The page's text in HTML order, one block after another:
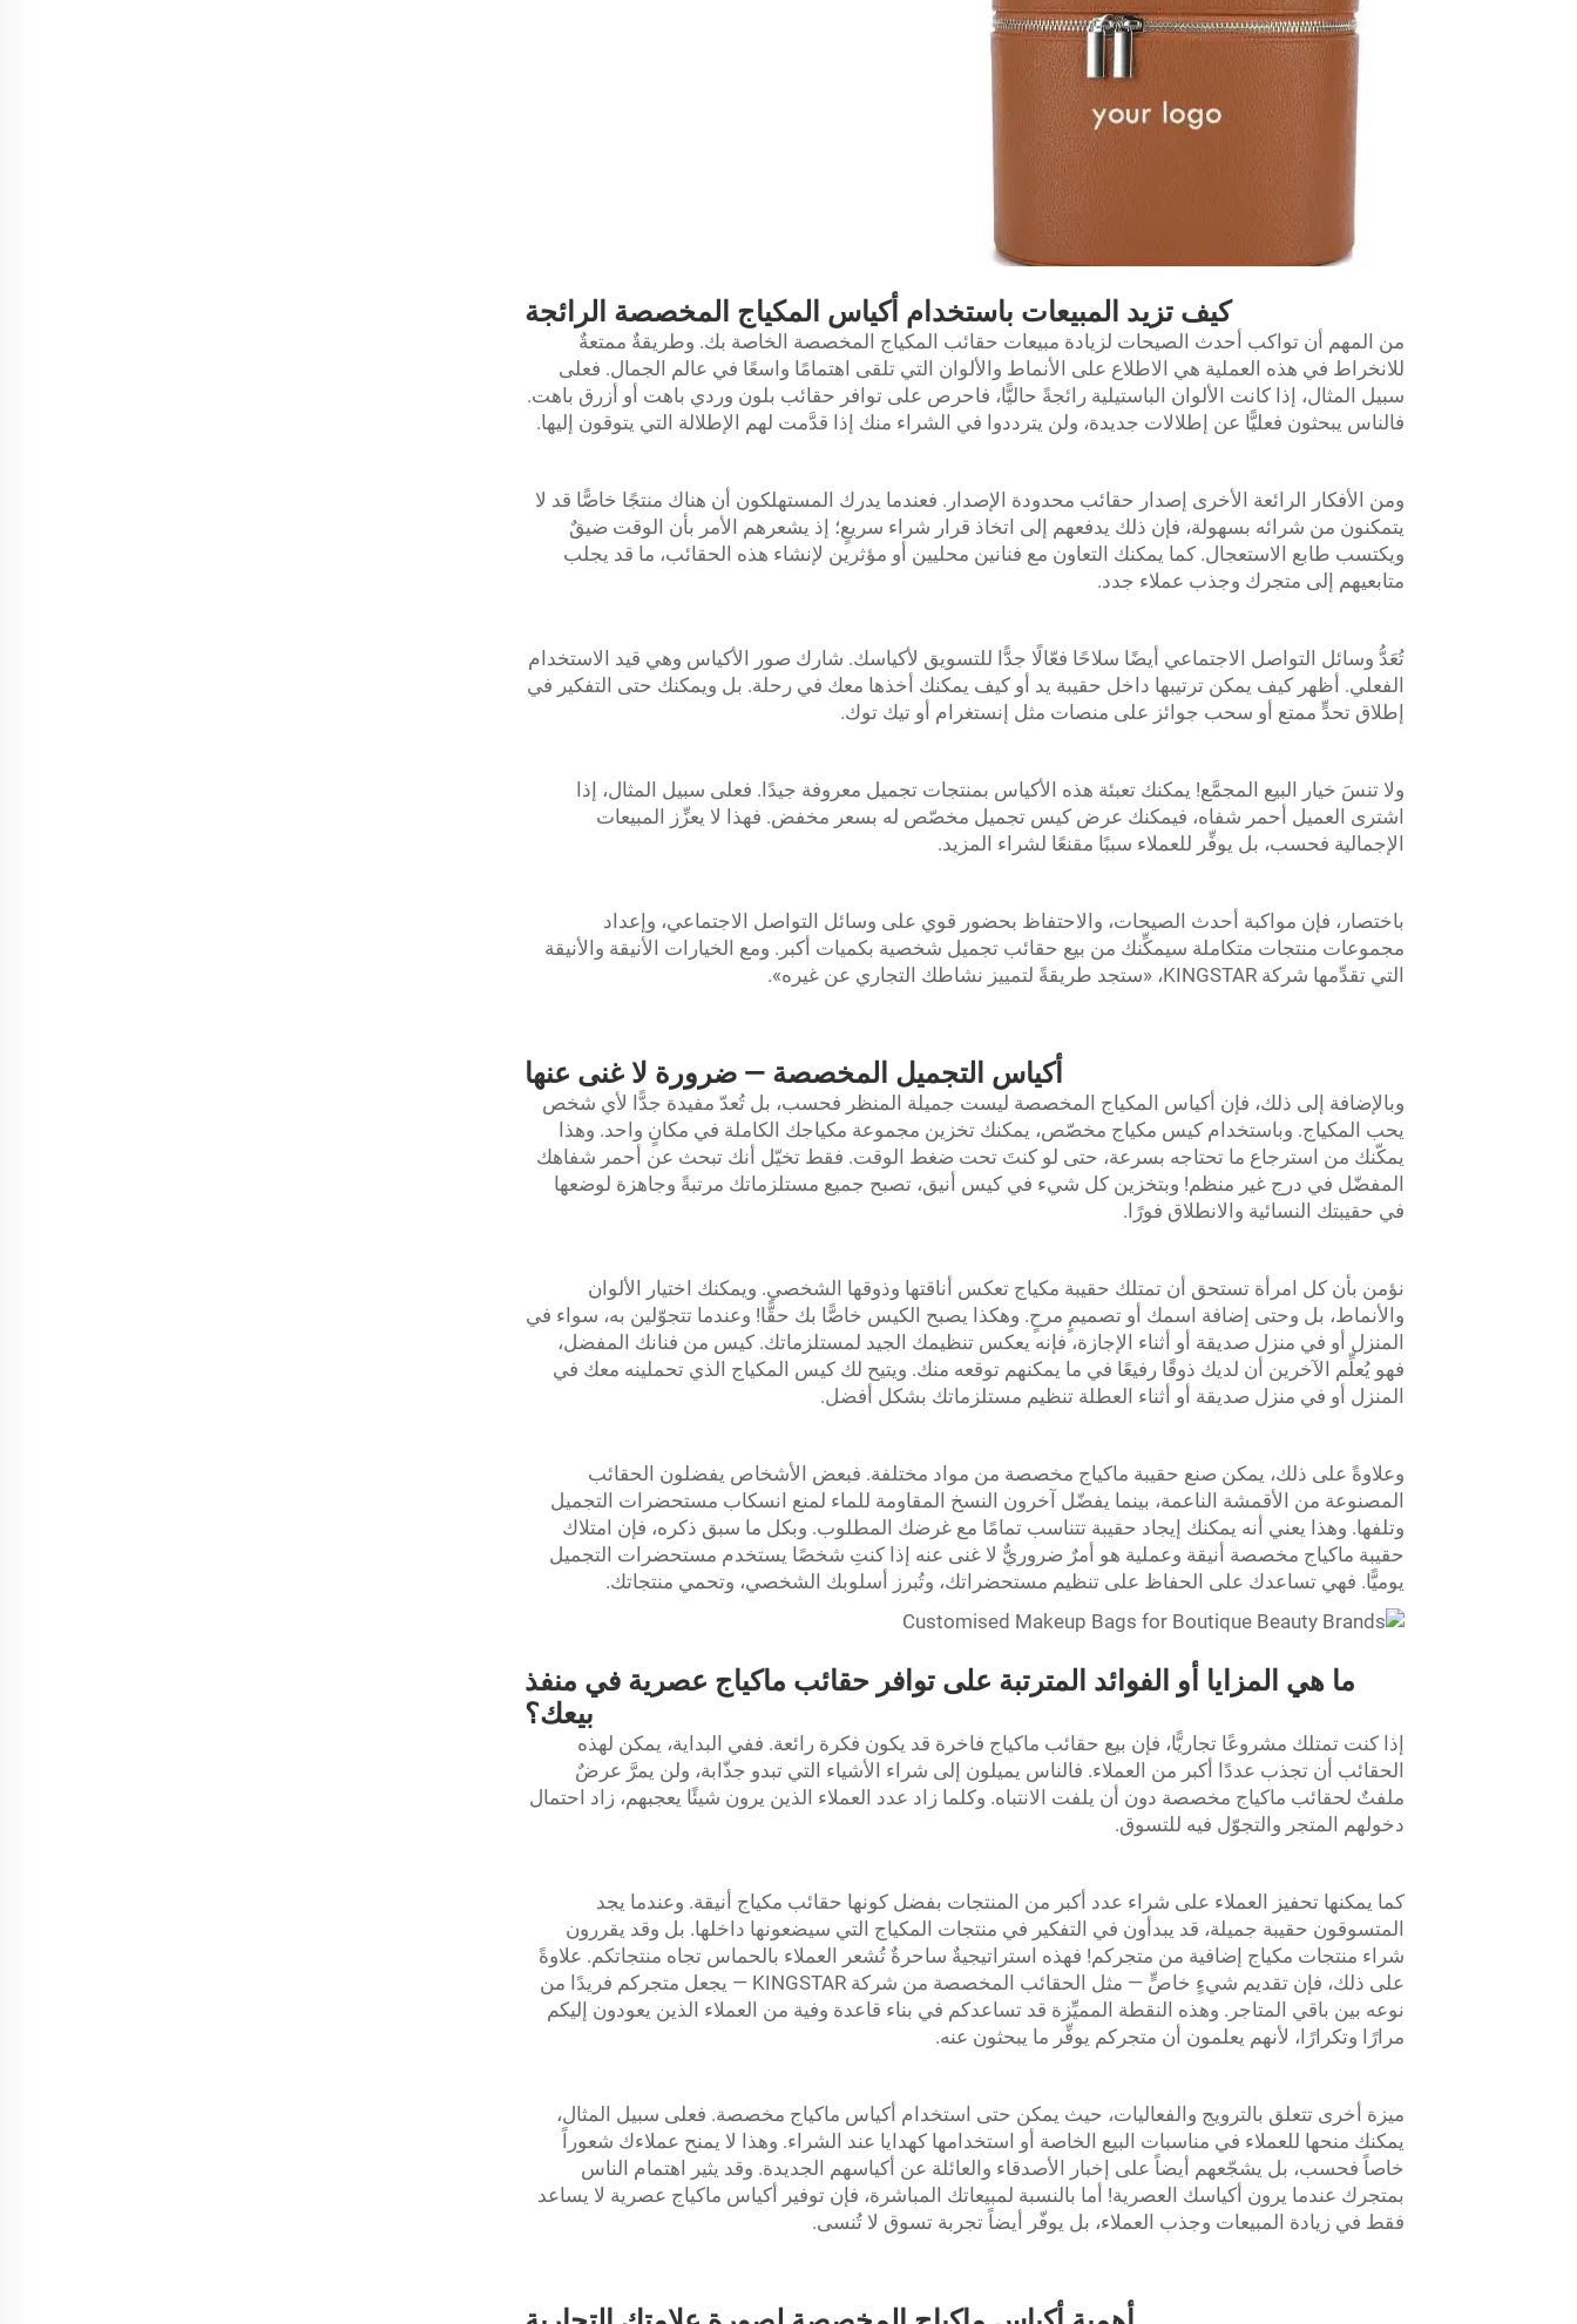
كيف تزيد المبيعات باستخدام أكياس المكياج المخصصة الرائجة
من المهم أن تواكب أحدث الصيحات لزيادة مبيعات حقائب المكياج المخصصة الخاصة بك. وطريقةٌ ممتعةٌ
للانخراط في هذه العملية هي الاطلاع على الأنماط والألوان التي تلقى اهتمامًا واسعًا في عالم الجمال. فعلى
سبيل المثال، إذا كانت الألوان الباستيلية رائجةً حاليًّا، فاحرص على توافر حقائب بلون وردي باهت أو أزرق باهت.
فالناس يبحثون فعليًّا عن إطلالات جديدة، ولن يترددوا في الشراء منك إذا قدَّمت لهم الإطلالة التي يتوقون إليها.
ومن الأفكار الرائعة الأخرى إصدار حقائب محدودة الإصدار. فعندما يدرك المستهلكون أن هناك منتجًا خاصًّا قد لا
يتمكنون من شرائه بسهولة، فإن ذلك يدفعهم إلى اتخاذ قرار شراء سريعٍ؛ إذ يشعرهم الأمر بأن الوقت ضيقٌ
ويكتسب طابع الاستعجال. كما يمكنك التعاون مع فنانين محليين أو مؤثرين لإنشاء هذه الحقائب، ما قد يجلب
متابعيهم إلى متجرك وجذب عملاء جدد.
تُعَدُّ وسائل التواصل الاجتماعي أيضًا سلاحًا فعّالًا جدًّا للتسويق لأكياسك. شارك صور الأكياس وهي قيد الاستخدام
الفعلي. أظهر كيف يمكن ترتيبها داخل حقيبة يد أو كيف يمكنك أخذها معك في رحلة. بل ويمكنك حتى التفكير في
إطلاق تحدٍّ ممتع أو سحب جوائز على منصات مثل إنستغرام أو تيك توك.
ولا تنسَ خيار البيع المجمَّع! يمكنك تعبئة هذه الأكياس بمنتجات تجميل معروفة جيدًا. فعلى سبيل المثال، إذا
اشترى العميل أحمر شفاه، فيمكنك عرض كيس تجميل مخصّص له بسعر مخفض. فهذا لا يعزِّز المبيعات
الإجمالية فحسب، بل يوفِّر للعملاء سببًا مقنعًا لشراء المزيد.
باختصار، فإن مواكبة أحدث الصيحات، والاحتفاظ بحضور قوي على وسائل التواصل الاجتماعي، وإعداد
مجموعات منتجات متكاملة سيمكِّنك من بيع حقائب تجميل شخصية بكميات أكبر. ومع الخيارات الأنيقة والأنيقة
التي تقدِّمها شركة KINGSTAR، «ستجد طريقةً لتمييز نشاطك التجاري عن غيره».
أكياس التجميل المخصصة — ضرورة لا غنى عنها
وبالإضافة إلى ذلك، فإن أكياس المكياج المخصصة ليست جميلة المنظر فحسب، بل تُعدّ مفيدة جدًّا لأي شخص
يحب المكياج. وباستخدام كيس مكياج مخصّص، يمكنك تخزين مجموعة مكياجك الكاملة في مكانٍ واحد. وهذا
يمكّنك من استرجاع ما تحتاجه بسرعة، حتى لو كنتَ تحت ضغط الوقت. فقط تخيّل أنك تبحث عن أحمر شفاهك
المفضّل في درج غير منظم! وبتخزين كل شيء في كيس أنيق، تصبح جميع مستلزماتك مرتبةً وجاهزة لوضعها
في حقيبتك النسائية والانطلاق فورًا.
نؤمن بأن كل امرأة تستحق أن تمتلك حقيبة مكياج تعكس أناقتها وذوقها الشخصي. ويمكنك اختيار الألوان
والأنماط، بل وحتى إضافة اسمك أو تصميمٍ مرحٍ. وهكذا يصبح الكيس خاصًّا بك حقًّا! وعندما تتجوّلين به، سواء في
المنزل أو في منزل صديقة أو أثناء الإجازة، فإنه يعكس تنظيمك الجيد لمستلزماتك. كيس من فنانك المفضل،
فهو يُعلِّم الآخرين أن لديك ذوقًا رفيعًا في ما يمكنهم توقعه منك. ويتيح لك كيس المكياج الذي تحملينه معك في
المنزل أو في منزل صديقة أو أثناء العطلة تنظيم مستلزماتك بشكل أفضل.
وعلاوةً على ذلك، يمكن صنع حقيبة ماكياج مخصصة من مواد مختلفة. فبعض الأشخاص يفضلون الحقائب
المصنوعة من الأقمشة الناعمة، بينما يفضّل آخرون النسخ المقاومة للماء لمنع انسكاب مستحضرات التجميل
وتلفها. وهذا يعني أنه يمكنك إيجاد حقيبة تتناسب تمامًا مع غرضك المطلوب. وبكل ما سبق ذكره، فإن امتلاك
حقيبة ماكياج مخصصة أنيقة وعملية هو أمرٌ ضروريٌّ لا غنى عنه إذا كنتِ شخصًا يستخدم مستحضرات التجميل
يوميًّا. فهي تساعدك على الحفاظ على تنظيم مستحضراتك، وتُبرز أسلوبك الشخصي، وتحمي منتجاتك.
ما هي المزايا أو الفوائد المترتبة على توافر حقائب ماكياج عصرية في منفذ
بيعك؟
إذا كنت تمتلك مشروعًا تجاريًّا، فإن بيع حقائب ماكياج فاخرة قد يكون فكرة رائعة. ففي البداية، يمكن لهذه
الحقائب أن تجذب عددًا أكبر من العملاء. فالناس يميلون إلى شراء الأشياء التي تبدو جذّابة، ولن يمرَّ عرضٌ
ملفتٌ لحقائب ماكياج مخصصة دون أن يلفت الانتباه. وكلما زاد عدد العملاء الذين يرون شيئًا يعجبهم، زاد احتمال
دخولهم المتجر والتجوّل فيه للتسوق.
كما يمكنها تحفيز العملاء على شراء عدد أكبر من المنتجات بفضل كونها حقائب مكياج أنيقة. وعندما يجد
المتسوقون حقيبة جميلة، قد يبدأون في التفكير في منتجات المكياج التي سيضعونها داخلها. بل وقد يقررون
شراء منتجات مكياج إضافية من متجركم! فهذه استراتيجيةٌ ساحرةٌ تُشعر العملاء بالحماس تجاه منتجاتكم. علاوةً
على ذلك، فإن تقديم شيءٍ خاصٍّ — مثل الحقائب المخصصة من شركة KINGSTAR — يجعل متجركم فريدًا من
نوعه بين باقي المتاجر. وهذه النقطة المميِّزة قد تساعدكم في بناء قاعدة وفية من العملاء الذين يعودون إليكم
مرارًا وتكرارًا، لأنهم يعلمون أن متجركم يوفِّر ما يبحثون عنه.
ميزة أخرى تتعلق بالترويج والفعاليات، حيث يمكن حتى استخدام أكياس ماكياج مخصصة. فعلى سبيل المثال،
يمكنك منحها للعملاء في مناسبات البيع الخاصة أو استخدامها كهدايا عند الشراء. وهذا لا يمنح عملاءك شعوراً
خاصاً فحسب، بل يشجّعهم أيضاً على إخبار الأصدقاء والعائلة عن أكياسهم الجديدة. وقد يثير اهتمام الناس
بمتجرك عندما يرون أكياسك العصرية! أما بالنسبة لمبيعاتك المباشرة، فإن توفير أكياس ماكياج عصرية لا يساعد
فقط في زيادة المبيعات وجذب العملاء، بل يوفّر أيضاً تجربة تسوق لا تُنسى.